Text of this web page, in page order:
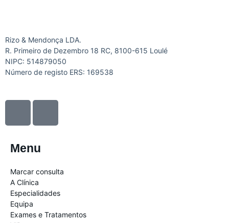
Rizo & Mendonça LDA.
R. Primeiro de Dezembro 18 RC, 8100-615 Loulé
NIPC: 514879050
Número de registo ERS: 169538
n
-
f
a
c
e
i
s
t
Menu
Marcar consulta
A Clínica
Especialidades
Equipa
Exames e Tratamentos